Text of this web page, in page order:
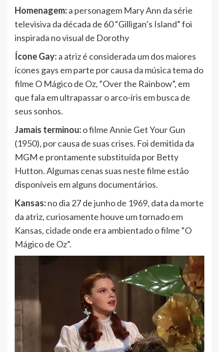
Homenagem:a personagem Mary Ann da série
televisiva da década de 60 “Gilligan’s Island” foi
inspirada no visual de Dorothy
Ícone Gay:a atriz é considerada um dos maiores
ícones gays em parte por causa da música tema do
filme O Mágico de Oz, “Over the Rainbow”, em
que fala em ultrapassar o arco-íris em busca de
seus sonhos.
Jamais terminou:o filme Annie Get Your Gun
(1950), por causa de suas crises. Foi demitida da
MGM e prontamente substituída por Betty
Hutton. Algumas cenas suas neste filme estão
disponíveis em alguns documentários.
Kansas:no dia 27 de junho de 1969, data da morte
da atriz, curiosamente houve um tornado em
Kansas, cidade onde era ambientado o filme “O
Mágico de Oz”.